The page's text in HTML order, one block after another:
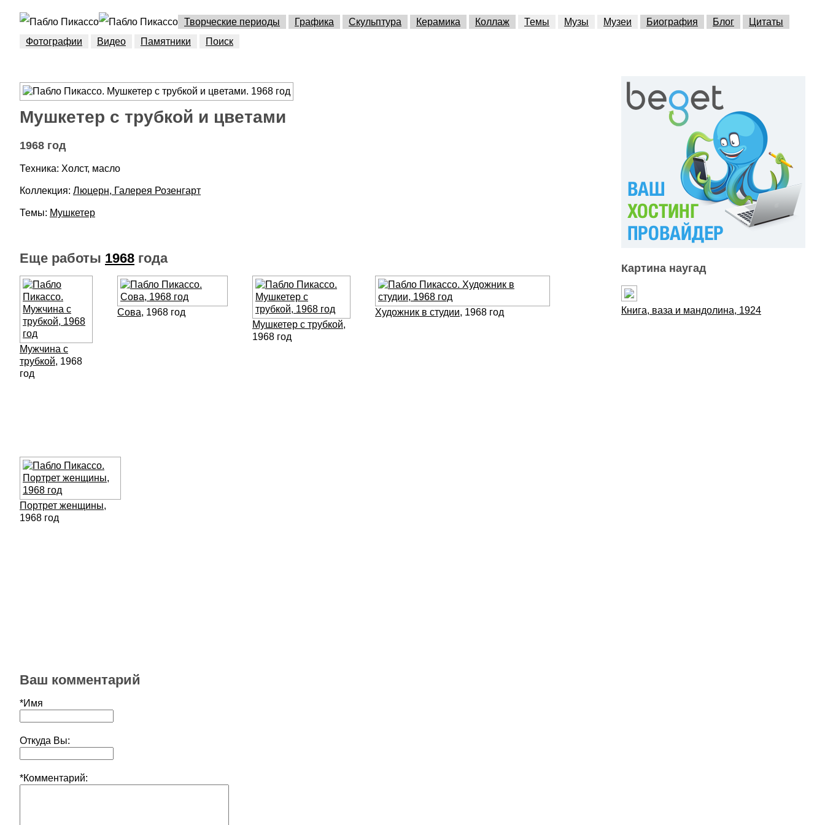
Творческие периоды Графика Скульптура Керамика Коллаж Темы Музы Музеи Биография Блог
Цитаты
Фотографии
Видео Памятники Поиск
Мушкетер с трубкой и цветами
1968 год
Техника: Холст, масло
Коллекция: Люцерн, Галерея Розенгарт
Темы: Мушкетер
Еще работы 1968 года
Мужчина с
трубкой, 1968
год
Сова, 1968 год
Мушкетер с трубкой,
1968 год
Художник в студии, 1968 год
Портрет женщины,
1968 год
Ваш комментарий
*Имя
Откуда Вы:
*Комментарий:
Картина наугад
Книга, ваза и мандолина, 1924